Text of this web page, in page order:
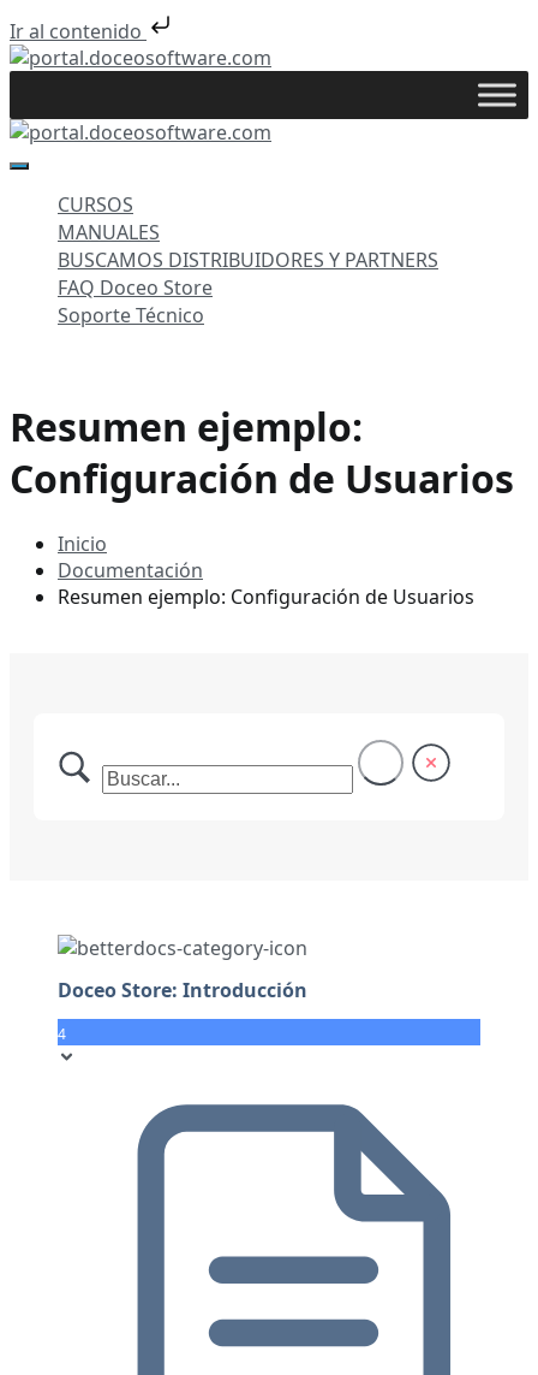
Ir al contenido
Saltar
portal.doceosoftware.com
CURSOS
MANUALES
BUSCAMOS DISTRIBUIDORES Y PARTNERS
FAQ Doceo Store
Soporte Técnico
Resumen ejemplo:
Configuración de Usuarios
Inicio
Documentación
Resumen ejemplo: Configuración de Usuarios
Doceo Store: Introducción
4